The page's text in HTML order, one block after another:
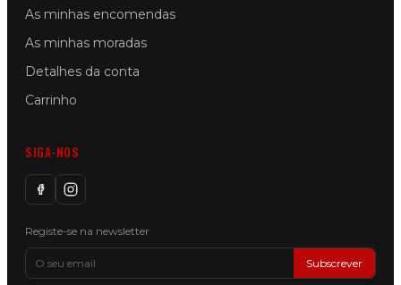
As minhas encomendas
As minhas moradas
Detalhes da conta
Carrinho
SIGA-NOS
Registe-se na newsletter
Subscrever